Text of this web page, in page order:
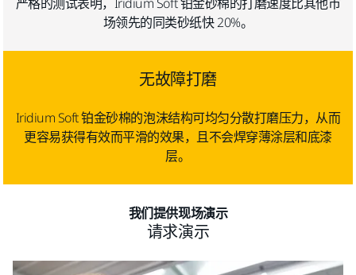
场领先的同类砂纸快 20%。
无故障打磨
Iridium Soft 铂金砂棉的泡沫结构可均匀分散打磨压力，从而
更容易获得有效而平滑的效果，且不会焊穿薄涂层和底漆
层。
我们提供现场演示
请求演示